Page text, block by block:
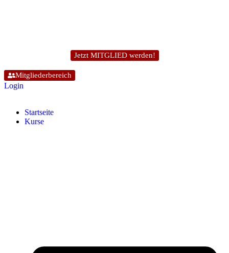
Jetzt MITGLIED werden!
Mitgliederbereich
Login
Start­sei­te
Kur­se